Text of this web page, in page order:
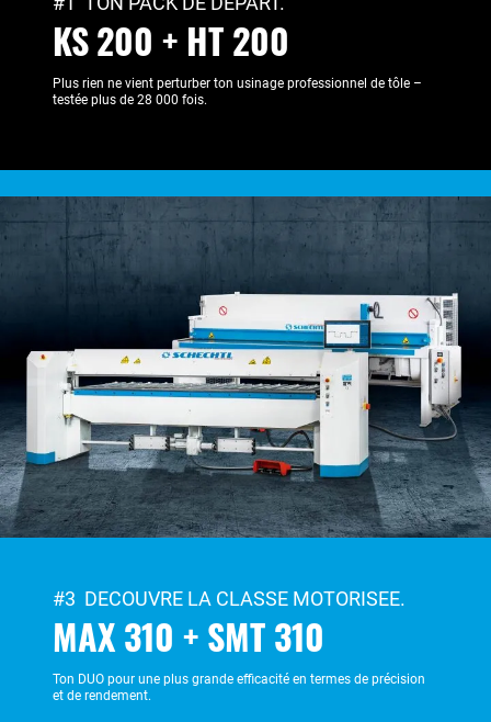
KS 200 + HT 200
Plus rien ne vient perturber ton usinage professionnel de tôle –
testée plus de 28 000 fois.
#3 DECOUVRE LA CLASSE MOTORISEE.
MAX 310 + SMT 310
Ton DUO pour une plus grande efficacité en termes de précision
et de rendement.